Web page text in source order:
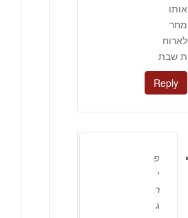
אותו
מחר
לארוח
ת שבת
Reply
פ
י
ר
ג